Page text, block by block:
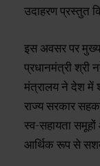
उदाहरण प्रस्तुत
इस अवसर पर
प्रधानमंत्री श्री
मंत्रालय ने देश में
राज्य सरकार
स्व-सहायता समूहों
आर्थिक रूप से